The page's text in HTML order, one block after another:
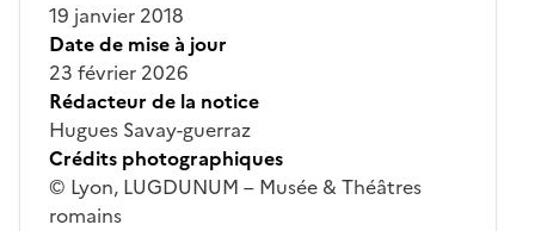
19 janvier 2018
Date de mise à jour
23 février 2026
Rédacteur de la notice
Hugues Savay-guerraz
Crédits photographiques
© Lyon, LUGDUNUM – Musée & Théâtres
romains